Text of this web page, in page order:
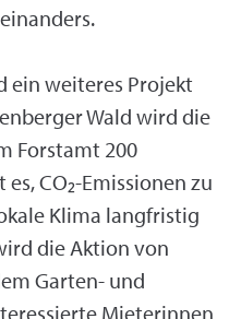
ein weiteres Projekt
Wald wird die
Forstamt 200
CO₂-Emissionen zu
Klima langfristig
die Aktion von
Garten- und
Mieterinnen